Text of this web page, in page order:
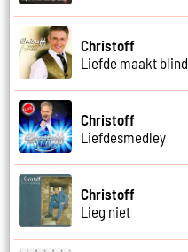
Christoff
Liefde maakt blind
Christoff
Liefdesmedley
Christoff
Lieg niet